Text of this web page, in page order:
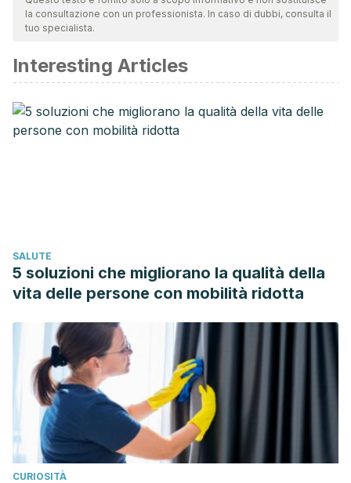
validità. La bibliografia di questo articolo è stata considerata
Martone AM., Marzetti E., Calvani R., Picca A., et al.,
Exercise and protein intake: a synergistic approach against
sarcopenia. Biomed Res Int, 2017.
Jager R., Kersick CM., Campbell BI., Cribb PJ., et al.,
la consultazione con un professionista. In caso di dubbi, consulta il
tuo specialista.
Interesting Articles
SALUTE
5 soluzioni che migliorano la qualità della
vita delle persone con mobilità ridotta
CURIOSITÀ